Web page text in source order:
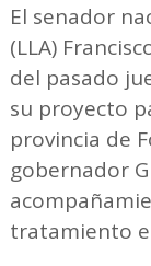
El senador
(LLA)
del pasado
su proyecto
provincia de
gobernador
tratamiento